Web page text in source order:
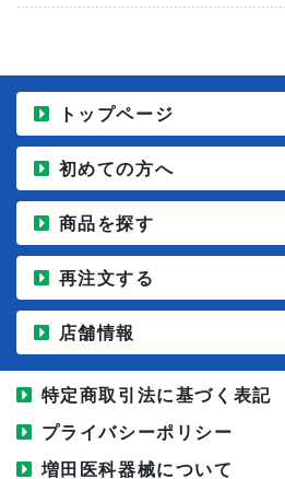
トップページ
初めての方へ
商品を探す
再注文する
店舗情報
特定商取引法に基づく表記
プライバシーポリシー
増田医科器械について